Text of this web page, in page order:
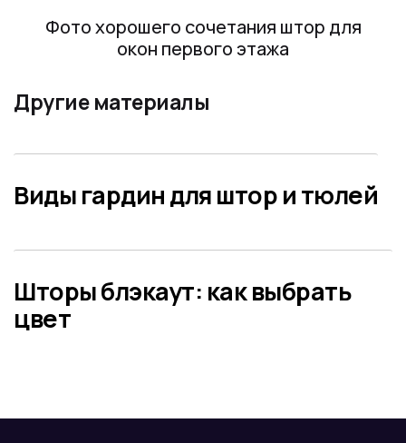
Фото хорошего сочетания штор для
окон первого этажа
Другие материалы
Предыдущий: Виды гардин для
Виды гардин для штор и тюлей
Следующий: Шторы блэкаут:
Шторы блэкаут: как выбрать
цвет